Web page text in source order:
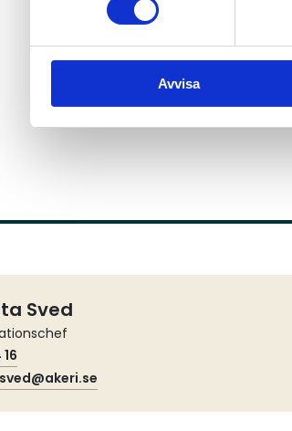
Avvisa
– När åkerinäringen i Sverige
genomförbara vägval. Detta är
Sved